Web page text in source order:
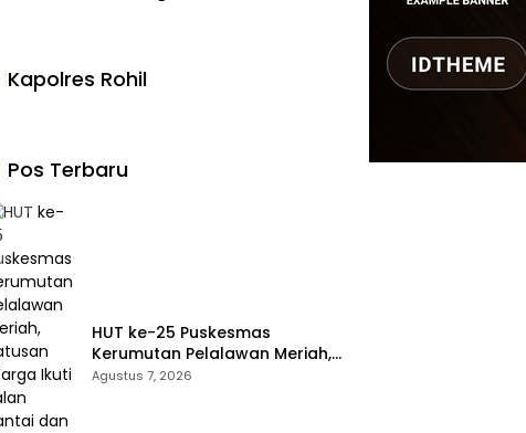
Kapolres Rohil
Pos Terbaru
HUT ke-25 Puskesmas
Kerumutan Pelalawan Meriah,
Ratusan Warga Ikuti Jalan
Agustus 7, 2026